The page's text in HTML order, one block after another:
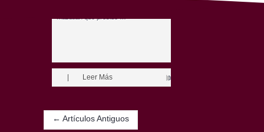
| Leer Más
← Artículos Antiguos